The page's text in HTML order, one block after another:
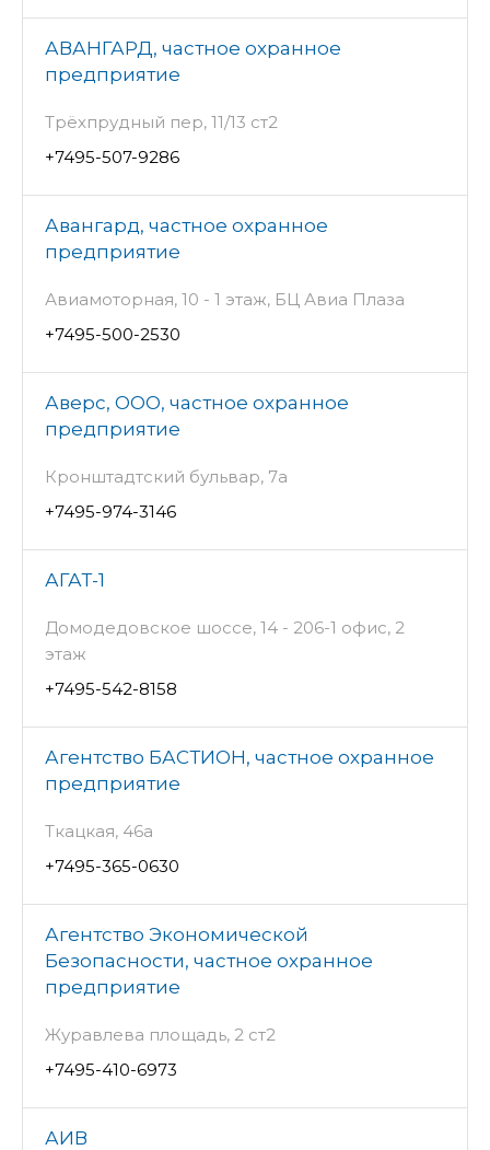
АВАНГАРД, частное охранное
предприятие
Трёхпрудный пер, 11/13 ст2
+7495-507-9286
Авангард, частное охранное
предприятие
Авиамоторная, 10 - 1 этаж, БЦ Авиа Плаза
+7495-500-2530
Аверс, ООО, частное охранное
предприятие
Кронштадтский бульвар, 7а
+7495-974-3146
АГАТ-1
Домодедовское шоссе, 14 - 206-1 офис, 2
этаж
+7495-542-8158
Агентство БАСТИОН, частное охранное
предприятие
Ткацкая, 46а
+7495-365-0630
Агентство Экономической
Безопасности, частное охранное
предприятие
Журавлева площадь, 2 ст2
+7495-410-6973
АИВ